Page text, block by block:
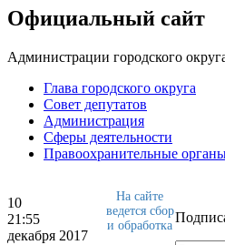
Официальный сайт
Администрации городского
Глава городского округа
Совет депутатов
Администрация
Сферы деятельности
Правоохранительные
10
21:55
декабря 2017
На сайте
ведется сбор
и обработка